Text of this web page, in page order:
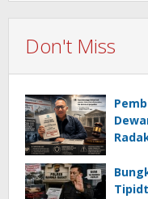
Don't Miss